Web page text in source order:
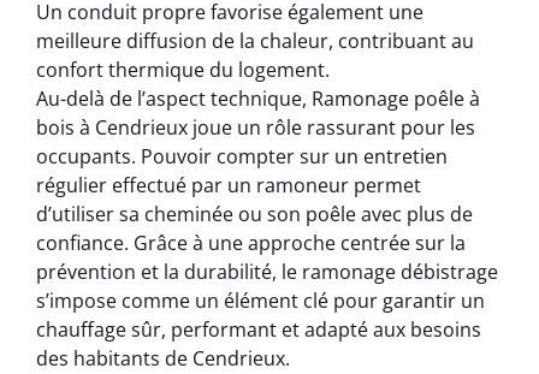
Un conduit propre favorise également une
meilleure diffusion de la chaleur, contribuant au
confort thermique du logement.
Au-delà de l’aspect technique, Ramonage poêle à
bois à Cendrieux joue un rôle rassurant pour les
occupants. Pouvoir compter sur un entretien
régulier effectué par un ramoneur permet
d’utiliser sa cheminée ou son poêle avec plus de
confiance. Grâce à une approche centrée sur la
prévention et la durabilité, le ramonage débistrage
s’impose comme un élément clé pour garantir un
chauffage sûr, performant et adapté aux besoins
des habitants de Cendrieux.